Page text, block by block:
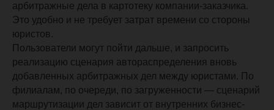
арбитражные дела в картотеку компании-заказчика.
Это удобно и не требует затрат времени со стороны
юристов.
Пользователи могут пойти дальше, и запросить
реализацию сценария автораспределения вновь
добавленных арбитражных дел между юристами. По
филиалам, по очереди, по загруженности — сценарий
маршрутизации дел зависит от внутренних бизнес-